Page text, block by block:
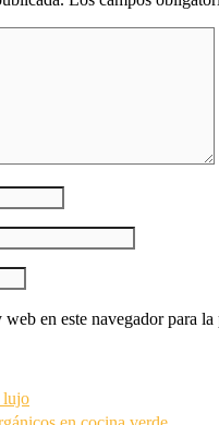
en este navegador para
lujo